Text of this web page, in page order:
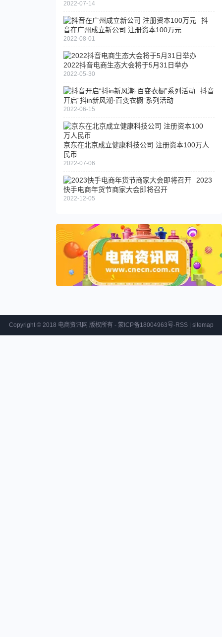
2022-07-14
抖
音在广州成立新公司 注册资本100万元
2022-08-01
2022抖音电商生态大会将于5月31日举办
2022-05-30
抖音
开启“抖in新风潮·百变衣橱”系列活动
2022-06-15
京东在北京成立健康科技公司 注册资本100万人
民币
2022-07-06
2023
快手电商年货节商家大会即将召开
2022-12-05
Copyright © 2018 电商资讯网 版权所有 - 蒙ICP备18004963号-RSS| sitemap